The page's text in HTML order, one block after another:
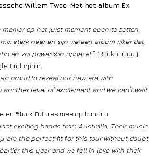
Willem Twee. Met het album Ex
op het juist moment open te zetten.
sterk neer en zijn we een album rijker dat
en vol power zijn opgezet.” (Rockportaal)
Endorphin.
proud to reveal our new era with
level of excitement and we can’t wait
en Black Futures mee op hun trip.
exciting bands from Australia. Their music
are the perfect fit for this tour without doubt.
this year and we fell in love with their